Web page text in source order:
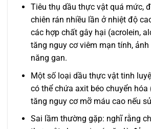
Tiêu thụ dầu thực vật quá mức,
chiên rán nhiều lần ở nhiệt độ
các hợp chất gây hại (acrolein,
tăng nguy cơ viêm mạn tính,
năng gan.
Một số loại dầu thực vật tinh
có thể chứa axit béo chuyển
tăng nguy cơ mỡ máu cao nếu
Sai lầm thường gặp: nghĩ rằng